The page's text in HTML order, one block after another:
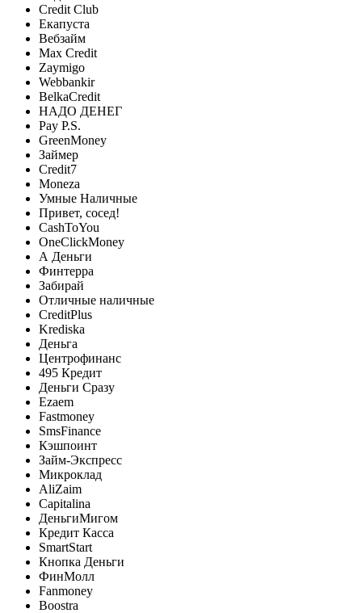
Credit Club
Екапуста
Вебзайм
Max Credit
Zaymigo
Webbankir
BelkaCredit
НАДО ДЕНЕГ
Pay P.S.
GreenMoney
Займер
Credit7
Moneza
Умные Наличные
Привет, сосед!
CashToYou
OneClickMoney
А Деньги
Финтерра
Забирай
Отличные наличные
CreditPlus
Krediska
Деньга
Центрофинанс
495 Кредит
Деньги Сразу
Ezaem
Fastmoney
SmsFinance
Кэшпоинт
Займ-Экспресс
Микроклад
AliZaim
Capitalina
ДеньгиМигом
Кредит Касса
SmartStart
Кнопка Деньги
ФинМолл
Fanmoney
Boostra